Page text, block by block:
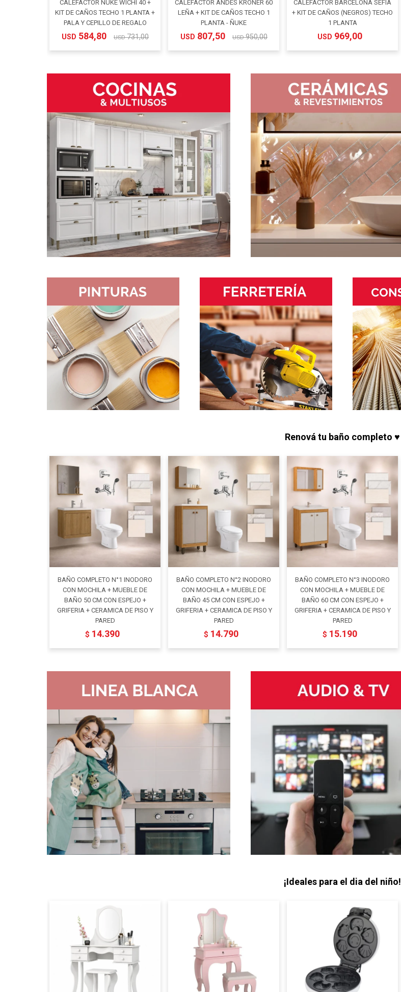
CALEFACTOR ÑUKE WICHI 40 +
KIT DE CAÑOS TECHO 1 PLANTA +
PALA Y CEPILLO DE REGALO
USD 584,80 USD 731,00
CALEFACTOR ANDES KRONER 60
LEÑA + KIT DE CAÑOS TECHO 1
PLANTA - ÑUKE
USD 807,50 USD 950,00
CALEFACTOR BARCELONA SEFIA
+ KIT DE CAÑOS (NEGROS) TECHO
1 PLANTA
USD 969,00
Renová tu baño completo ♥
BAÑO COMPLETO N°1 INODORO
CON MOCHILA + MUEBLE DE
BAÑO 50 CM CON ESPEJO +
GRIFERIA + CERAMICA DE PISO Y
PARED
$ 14.390
BAÑO COMPLETO N°2 INODORO
CON MOCHILA + MUEBLE DE
BAÑO 45 CM CON ESPEJO +
GRIFERIA + CERAMICA DE PISO Y
PARED
$ 14.790
BAÑO COMPLETO N°3 INODORO
CON MOCHILA + MUEBLE DE
BAÑO 60 CM CON ESPEJO +
GRIFERIA + CERAMICA DE PISO Y
PARED
$ 15.190
¡Ideales para el dia del niño!